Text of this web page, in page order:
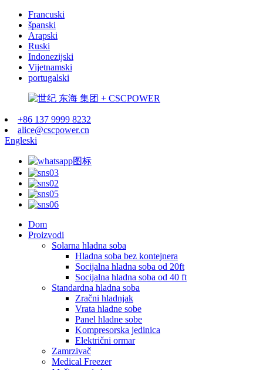
Francuski
španski
Arapski
Ruski
Indonezijski
Vijetnamski
portugalski
+86 137 9999 8232
alice@cscpower.cn
Engleski
Dom
Proizvodi
Solarna hladna soba
Hladna soba bez kontejnera
Socijalna hladna soba od 20ft
Socijalna hladna soba od 40 ft
Standardna hladna soba
Zračni hladnjak
Vrata hladne sobe
Panel hladne sobe
Kompresorska jedinica
Električni ormar
Zamrzivač
Medical Freezer